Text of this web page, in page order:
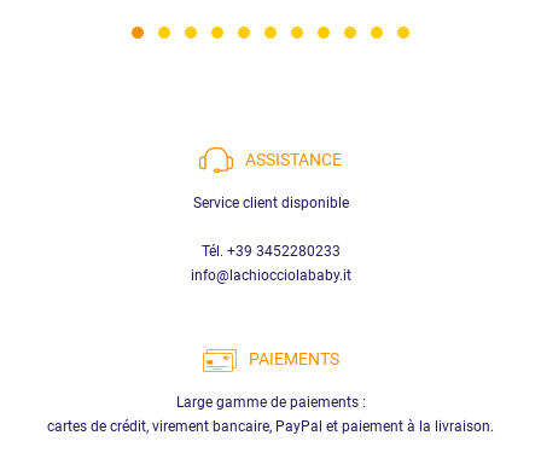
ASSISTANCE
Service client disponible
Tél. +39 3452280233
info@lachiocciolababy.it
PAIEMENTS
Large gamme de paiements :
cartes de crédit, virement bancaire, PayPal et paiement à la livraison.